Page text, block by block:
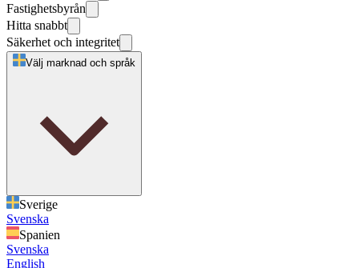
Fastighetsbyrån
Hitta snabbt
Säkerhet och integritet
Välj marknad och språk
Sverige
Svenska
Spanien
Svenska
English